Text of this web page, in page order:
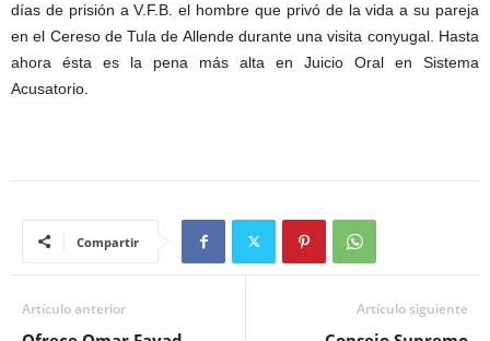
días de prisión a V.F.B. el hombre que privó de la vida a su pareja
en el Cereso de Tula de Allende durante una visita conyugal. Hasta
ahora ésta es la pena más alta en Juicio Oral en Sistema
Acusatorio.
Compartir
Artículo anterior Artículo siguiente